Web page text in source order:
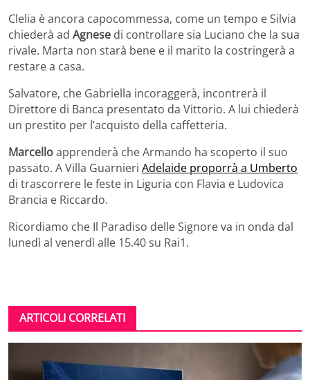
Clelia è ancora capocommessa, come un tempo e Silvia
chiederà ad Agnese di controllare sia Luciano che la sua
rivale. Marta non starà bene e il marito la costringerà a
restare a casa.
Salvatore, che Gabriella incoraggerà, incontrerà il
Direttore di Banca presentato da Vittorio. A lui chiederà
un prestito per l’acquisto della caffetteria.
Marcelloapprenderà che Armando ha scoperto il suo
passato. A Villa Guarnieri Adelaide proporrà a Umberto
di trascorrere le feste in Liguria con Flavia e Ludovica
Brancia e Riccardo.
Ricordiamo che Il Paradiso delle Signore va in onda dal
lunedì al venerdì alle 15.40 su Rai1.
ARTICOLI CORRELATI